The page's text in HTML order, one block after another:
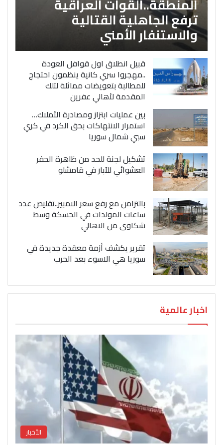
ترفع الجاهلية القتالية
والاستنفار الأمني
قبيل انطلاق اول قوافل العودة
..مهجروا سري كانية ينظمون احتجاج
للمطالبة بتعويضات مماثلة لتلك
المقدمة لأهالي عفرين
بين عمليات ابتزاز ومصادرة الأملاك…
استمرار الانتهاكات بحق الكرد في كري
سبي شمال سوريا
تشكيل لجنة للحد من ظاهرة الحفر
العشوائي للآبار في قامشلو
بالتزامن مع رفع سعر الامبير..تقليص عدد
ساعات المولدات في الحسكة وسط
شكاوى من الاهالي
تقرير يكشف أزمة معقدة جديدة في
سوريا هي الاسوء بعد الحرب
اخبار عالمية
الأخبار